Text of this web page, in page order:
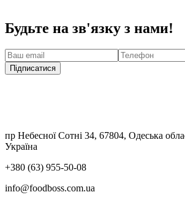
Будьте на зв'язку з нами!
Підписатися
пр Небесної Сотні 34, 67804, Одеська
Україна
+380 (63) 955-50-08
info@foodboss.com.ua